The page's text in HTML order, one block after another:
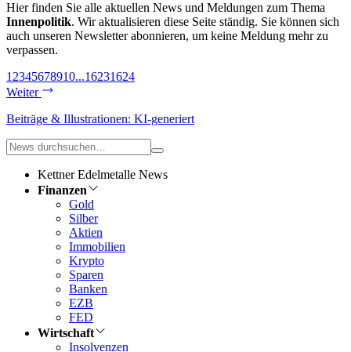
Hier finden Sie alle aktuellen News und Meldungen zum Thema
Innenpolitik. Wir aktualisieren diese Seite ständig. Sie können sich
auch unseren Newsletter abonnieren, um keine Meldung mehr zu
verpassen.
1 2345678910...16231624
Weiter
Beiträge & Illustrationen: KI-generiert
Kettner Edelmetalle News
Finanzen
Gold
Silber
Aktien
Immobilien
Krypto
Sparen
Banken
EZB
FED
Wirtschaft
Insolvenzen